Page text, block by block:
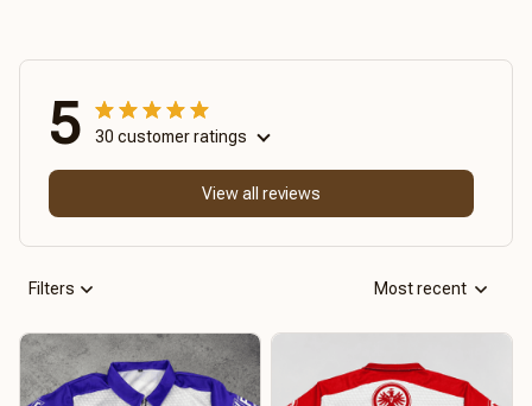
5 30 customer ratings
View all reviews
Filters Most recent